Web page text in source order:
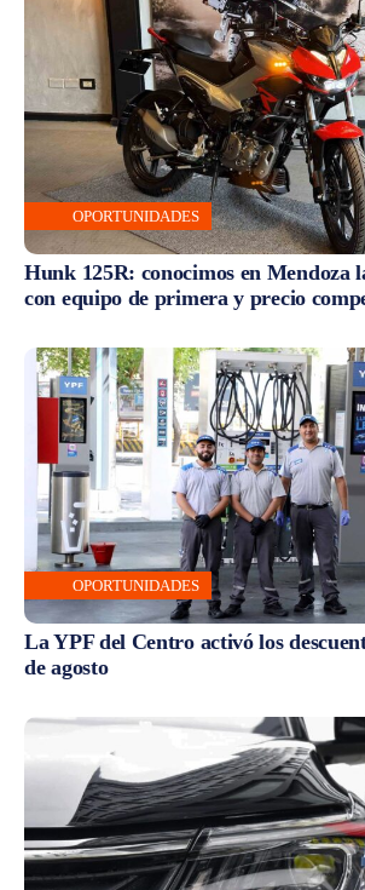
OPORTUNIDADES
Hunk 125R: conocimos en Mendoza
con equipo de primera y precio
OPORTUNIDADES
La YPF del Centro activó los
de agosto